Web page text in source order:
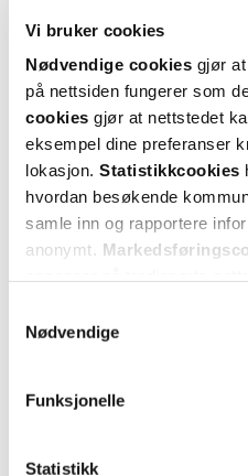
Vi bruker cookies
Nødvendige cookies gjør
på nettsiden fungerer som
cookies gjør at nettstedet
eksempel dine preferanser
lokasjon. Statistikkcookies
hvordan besøkende
samle inn og rapportere
anonymt.
Nødvendige
Funksjonelle
Statistikk
tipp topp tommel opp👍🏻
1 måneder siden
Erik
tipp topp tommel opp😁 gjør
Var denne anmeldelsen
0 0
Knekker veldig fort